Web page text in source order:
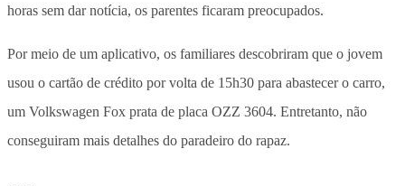
horas sem dar notícia, os parentes ficaram preocupados.
Por meio de um aplicativo, os familiares descobriram que o jovem
usou o cartão de crédito por volta de 15h30 para abastecer o carro,
um Volkswagen Fox prata de placa OZZ 3604. Entretanto, não
conseguiram mais detalhes do paradeiro do rapaz.